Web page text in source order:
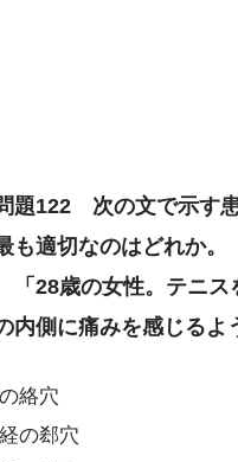
肝気鬱結
題122 次の文で示す
も適切なのはどれか。
「28歳の女性。テニス
内側に痛みを感じるよ
絡穴
の郄穴